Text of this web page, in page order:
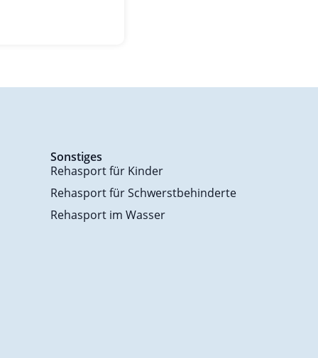
Sonstiges
Rehasport für Kinder
Rehasport für Schwerstbehinderte
Rehasport im Wasser